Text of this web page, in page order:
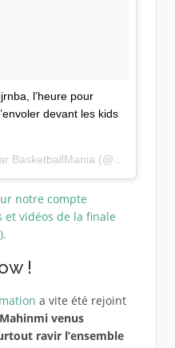
l’heure pour
devant les kids
BasketballMania (@basketballmaniafr) le
notre compte
vidéos de la finale
!
a vite été rejoint
venus
ravir l’ensemble